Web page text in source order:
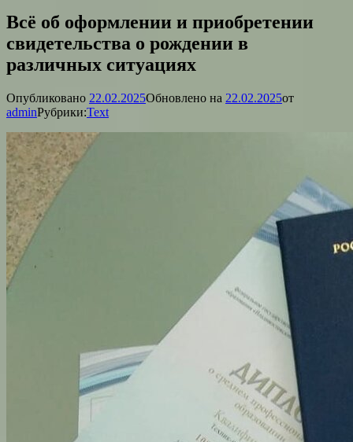
Всё об оформлении и приобретении
свидетельства о рождении в
различных ситуациях
Опубликовано 22.02.2025Обновлено на 22.02.2025от
adminРубрики:Text